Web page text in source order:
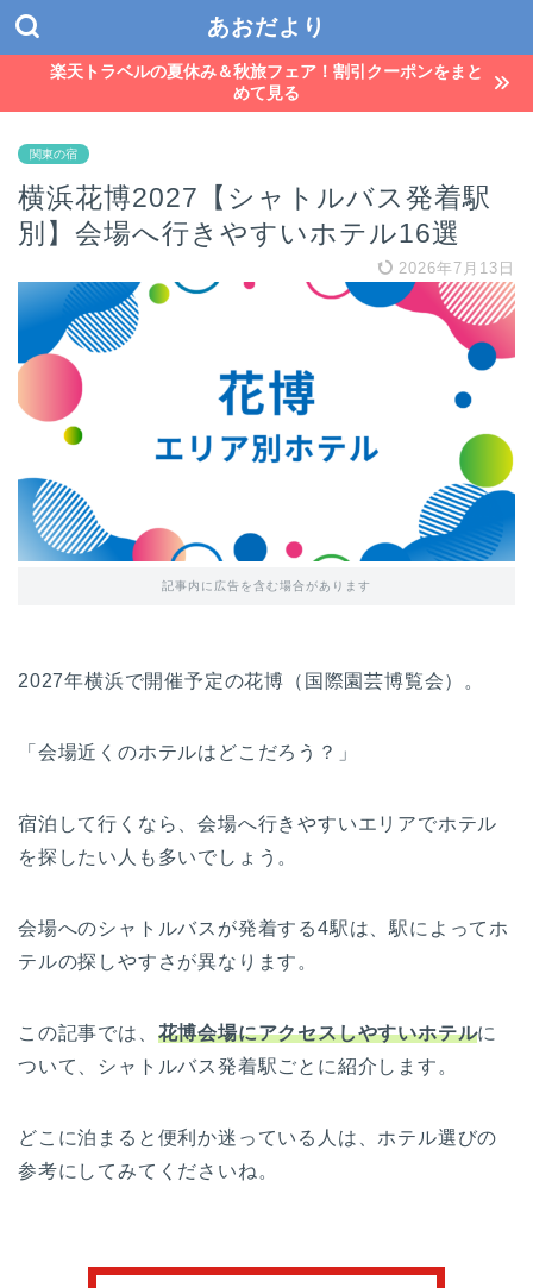
あおだより
楽天トラベルの夏休み＆秋旅フェア！割引クーポンをまと
めて見る
関東の宿
横浜花博2027【シャトルバス発着駅
別】会場へ行きやすいホテル16選
2026年7月13日
記事内に広告を含む場合があります
2027年横浜で開催予定の花博（国際園芸博覧会）。
「会場近くのホテルはどこだろう？」
宿泊して行くなら、会場へ行きやすいエリアでホテル
を探したい人も多いでしょう。
会場へのシャトルバスが発着する4駅は、駅によってホ
テルの探しやすさが異なります。
この記事では、 花博会場にアクセスしやすいホテルに
ついて、シャトルバス発着駅ごとに紹介します。
どこに泊まると便利か迷っている人は、ホテル選びの
参考にしてみてくださいね。